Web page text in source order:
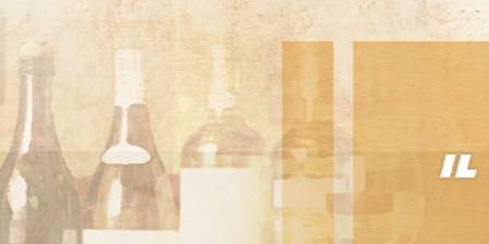
武蔵小杉の美味しいイタリアン
「イルヴェント」のブログ
武蔵小杉の美味しいイタリアン「イル
ヴェント」のブログ